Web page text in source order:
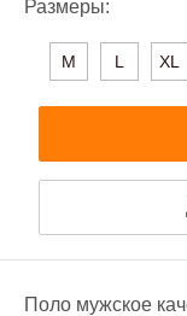
Размеры:
M L XL
Поло мужское